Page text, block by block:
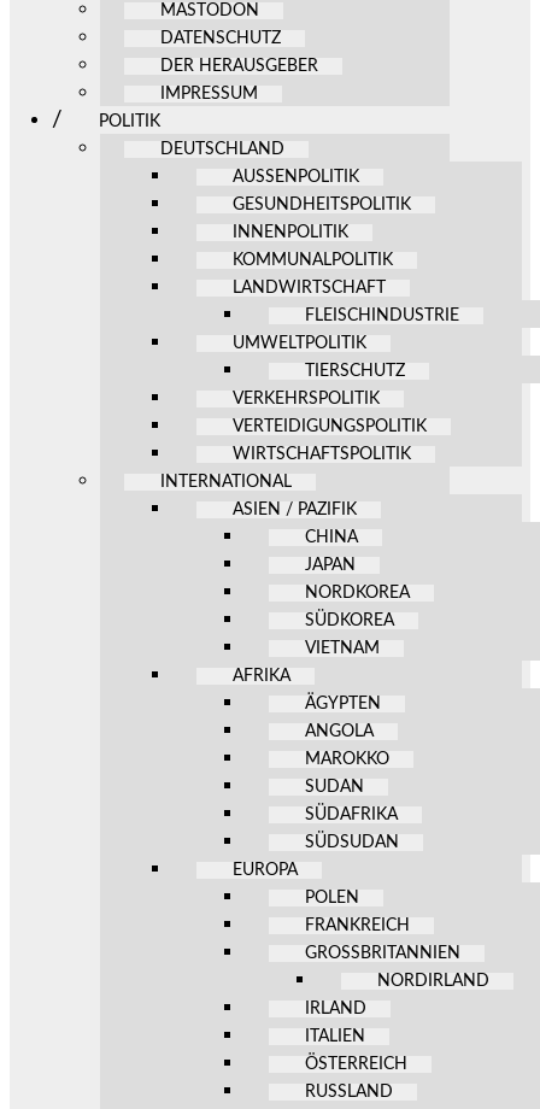
MASTODON
DATENSCHUTZ
DER HERAUSGEBER
IMPRESSUM
POLITIK
DEUTSCHLAND
AUSSENPOLITIK
GESUNDHEITSPOLITIK
INNENPOLITIK
KOMMUNALPOLITIK
LANDWIRTSCHAFT
FLEISCHINDUSTRIE
UMWELTPOLITIK
TIERSCHUTZ
VERKEHRSPOLITIK
VERTEIDIGUNGSPOLITIK
WIRTSCHAFTSPOLITIK
INTERNATIONAL
ASIEN / PAZIFIK
CHINA
JAPAN
NORDKOREA
SÜDKOREA
VIETNAM
AFRIKA
ÄGYPTEN
ANGOLA
MAROKKO
SUDAN
SÜDAFRIKA
SÜDSUDAN
EUROPA
POLEN
FRANKREICH
GROSSBRITANNIEN
NORDIRLAND
IRLAND
ITALIEN
ÖSTERREICH
RUSSLAND